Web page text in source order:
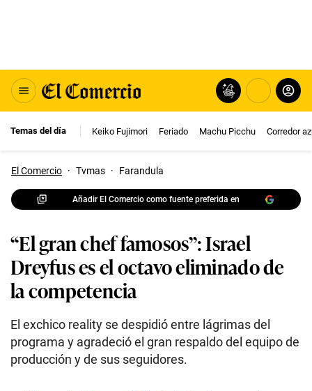
Temas del día Keiko Fujimori Feriado Machu Picchu Corredor
El Comercio · Tvmas · Farandula
Añadir El Comercio como fuente preferida en
“El gran chef famosos”: Israel
Dreyfus es el octavo eliminado de
la competencia
El exchico reality se despidió entre lágrimas del
programa y agradeció el gran respaldo del equipo de
producción y de sus seguidores.